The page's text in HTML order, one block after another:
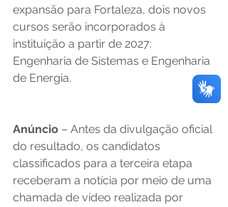
expansão para Fortaleza, dois novos
cursos serão incorporados à
instituição a partir de 2027:
Engenharia de Sistemas e Engenharia
de Energia.
Anúncio – Antes da divulgação oficial
do resultado, os candidatos
classificados para a terceira etapa
receberam a notícia por meio de uma
chamada de vídeo realizada por